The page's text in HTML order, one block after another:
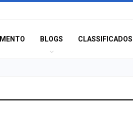
BLOGS CLASSIFICADOS